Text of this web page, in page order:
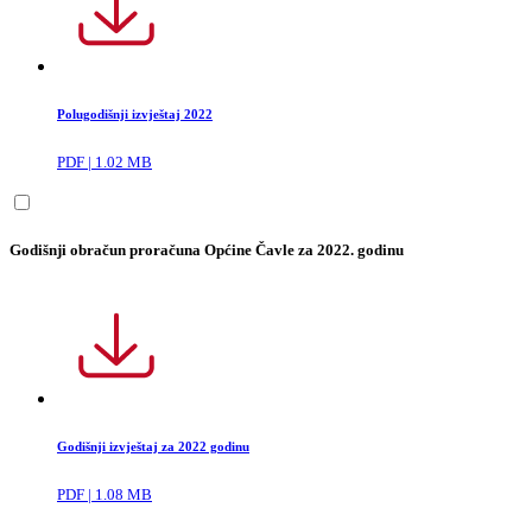
Polugodišnji izvještaj 2022
PDF | 1.02 MB
Godišnji obračun proračuna Općine Čavle za 2022. godinu
Godišnji izvještaj za 2022 godinu
PDF | 1.08 MB